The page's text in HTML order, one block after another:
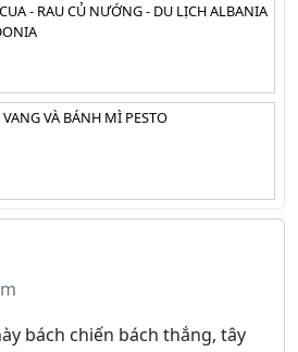
- RAU CỦ NƯỚNG - DU LỊCH ALBANIA
VÀ BÁNH MÌ PESTO
bách chiến bách thắng, tây